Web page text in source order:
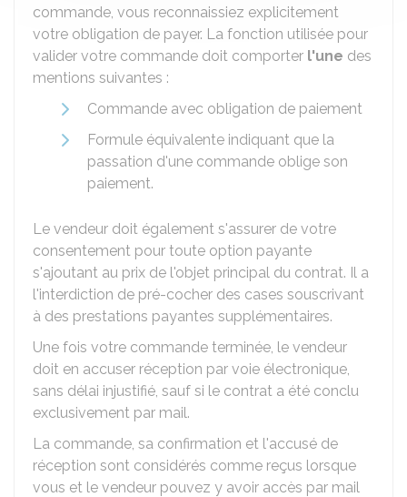
commande, vous reconnaissiez explicitement
votre obligation de payer. La fonction utilisée pour
valider votre commande doit comporter l'une des
mentions suivantes :
Commande avec obligation de paiement
Formule équivalente indiquant que la
passation d'une commande oblige son
paiement.
Le vendeur doit également s'assurer de votre
consentement pour toute option payante
s'ajoutant au prix de l'objet principal du contrat. Il a
l'interdiction de pré-cocher des cases souscrivant
à des prestations payantes supplémentaires.
Une fois votre commande terminée, le vendeur
doit en accuser réception par voie électronique,
sans délai injustifié, sauf si le contrat a été conclu
exclusivement par mail.
La commande, sa confirmation et l'accusé de
réception sont considérés comme reçus lorsque
vous et le vendeur pouvez y avoir accès par mail